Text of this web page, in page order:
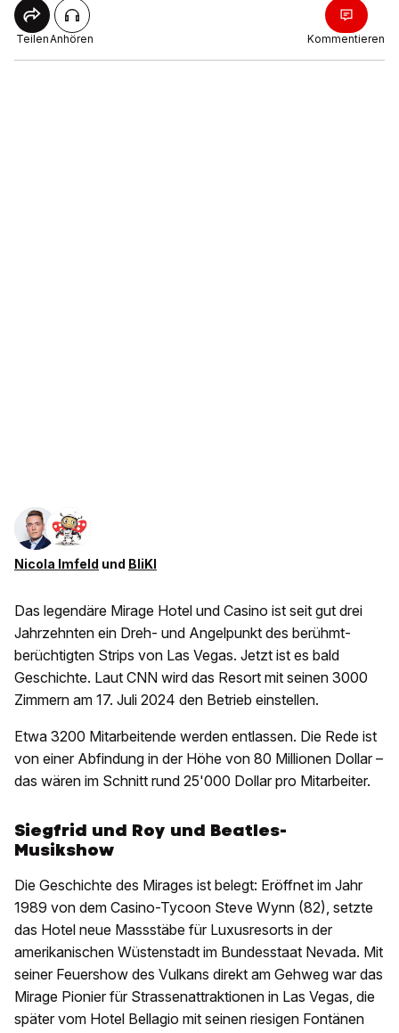
TeilenAnhören Kommentieren
Nicola Imfeld und BliKI
Das legendäre Mirage Hotel und Casino ist seit gut drei
Jahrzehnten ein Dreh- und Angelpunkt des berühmt-
berüchtigten Strips von Las Vegas. Jetzt ist es bald
Geschichte. Laut CNN wird das Resort mit seinen 3000
Zimmern am 17. Juli 2024 den Betrieb einstellen.
Etwa 3200 Mitarbeitende werden entlassen. Die Rede ist
von einer Abfindung in der Höhe von 80 Millionen Dollar –
das wären im Schnitt rund 25'000 Dollar pro Mitarbeiter.
Siegfrid und Roy und Beatles-
Musikshow
Die Geschichte des Mirages ist belegt: Eröffnet im Jahr
1989 von dem Casino-Tycoon Steve Wynn (82), setzte
das Hotel neue Massstäbe für Luxusresorts in der
amerikanischen Wüstenstadt im Bundesstaat Nevada. Mit
seiner Feuershow des Vulkans direkt am Gehweg war das
Mirage Pionier für Strassenattraktionen in Las Vegas, die
später vom Hotel Bellagio mit seinen riesigen Fontänen